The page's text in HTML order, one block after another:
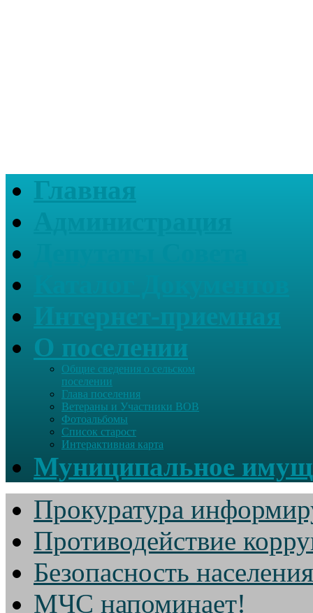
Главная
О поселении
Общие сведения о сельском
поселении
Глава поселения
Ветераны и Участники ВОВ
Фотоальбомы
Список старост
Интерактивная карта
Муниципальное
Прокуратура
Противодействие
Безопасность населения
МЧС напоминает!